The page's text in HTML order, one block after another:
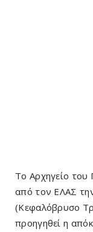
Το Αρχηγείο του
από τον ΕΛΑΣ
(Κεφαλόβρυσο
προηγηθεί η